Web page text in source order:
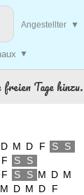
▼
Angestellter ▼
Tage hinzu.
D M D F S S
F S S
F S S M D M
M D M D F